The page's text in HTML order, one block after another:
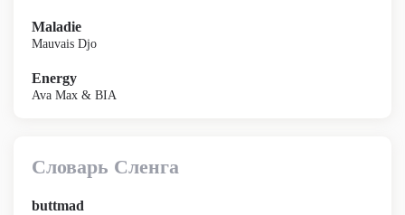
Maladie
Mauvais Djo
Energy
Ava Max & BIA
Словарь Сленга
buttmad